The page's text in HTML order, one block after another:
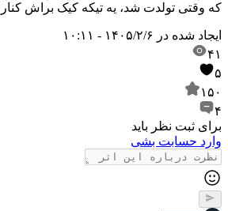
که وقتی تولدت شد، یه تیکه کیک براش
ایجاد شده در ۱۴۰۵/۲/۶ - ۱۰:۱۱
۴۱
۵
۱۵۰
۴
برای ثبت نظر باید
وارد حسابت بشی